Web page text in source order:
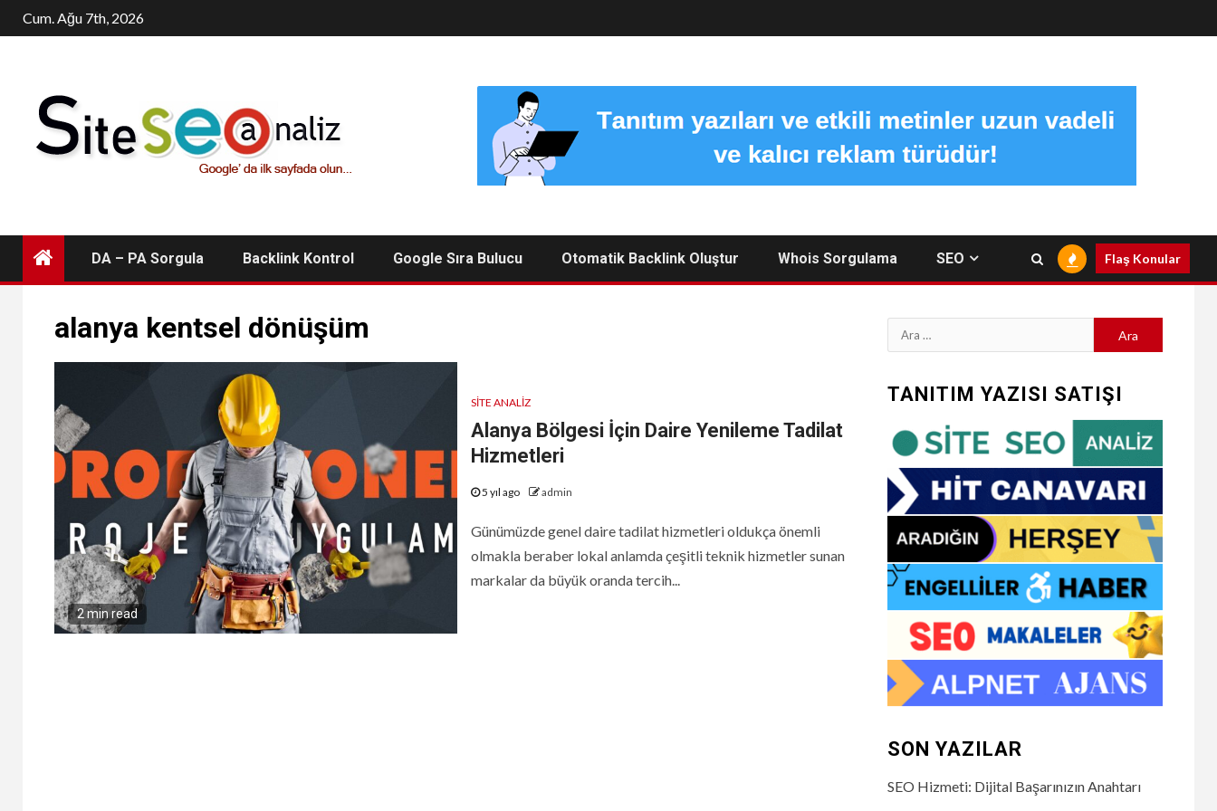
Skip
to
Cum. Ağu 7th, 2026
DA – PA Sorgula Backlink Kontrol Google Sıra Bulucu Otomatik Backlink Oluştur Whois Sorgulama SEO Flaş Konular
alanya kentsel dönüşüm
2 min read
SITE ANALIZ
Alanya Bölgesi İçin Daire Yenileme Tadilat
Hizmetleri
5 yıl ago admin
Günümüzde genel daire tadilat hizmetleri oldukça önemli
olmakla beraber lokal anlamda çeşitli teknik hizmetler sunan
markalar da büyük oranda tercih...
Arama:
TANITIM YAZISI SATIŞI
SON YAZILAR
SEO Hizmeti: Dijital Başarınızın Anahtarı